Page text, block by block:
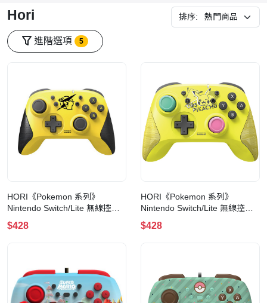
Hori 排序:
進階選項 5
HORI《Pokemon 系列》
Nintendo Switch/Lite 無線控制
器(NSW-259 COOL)
$428
HORI《Pokemon 系列》
Nintendo Switch/Lite 無線控制
器(NSW-258 POP)
$428